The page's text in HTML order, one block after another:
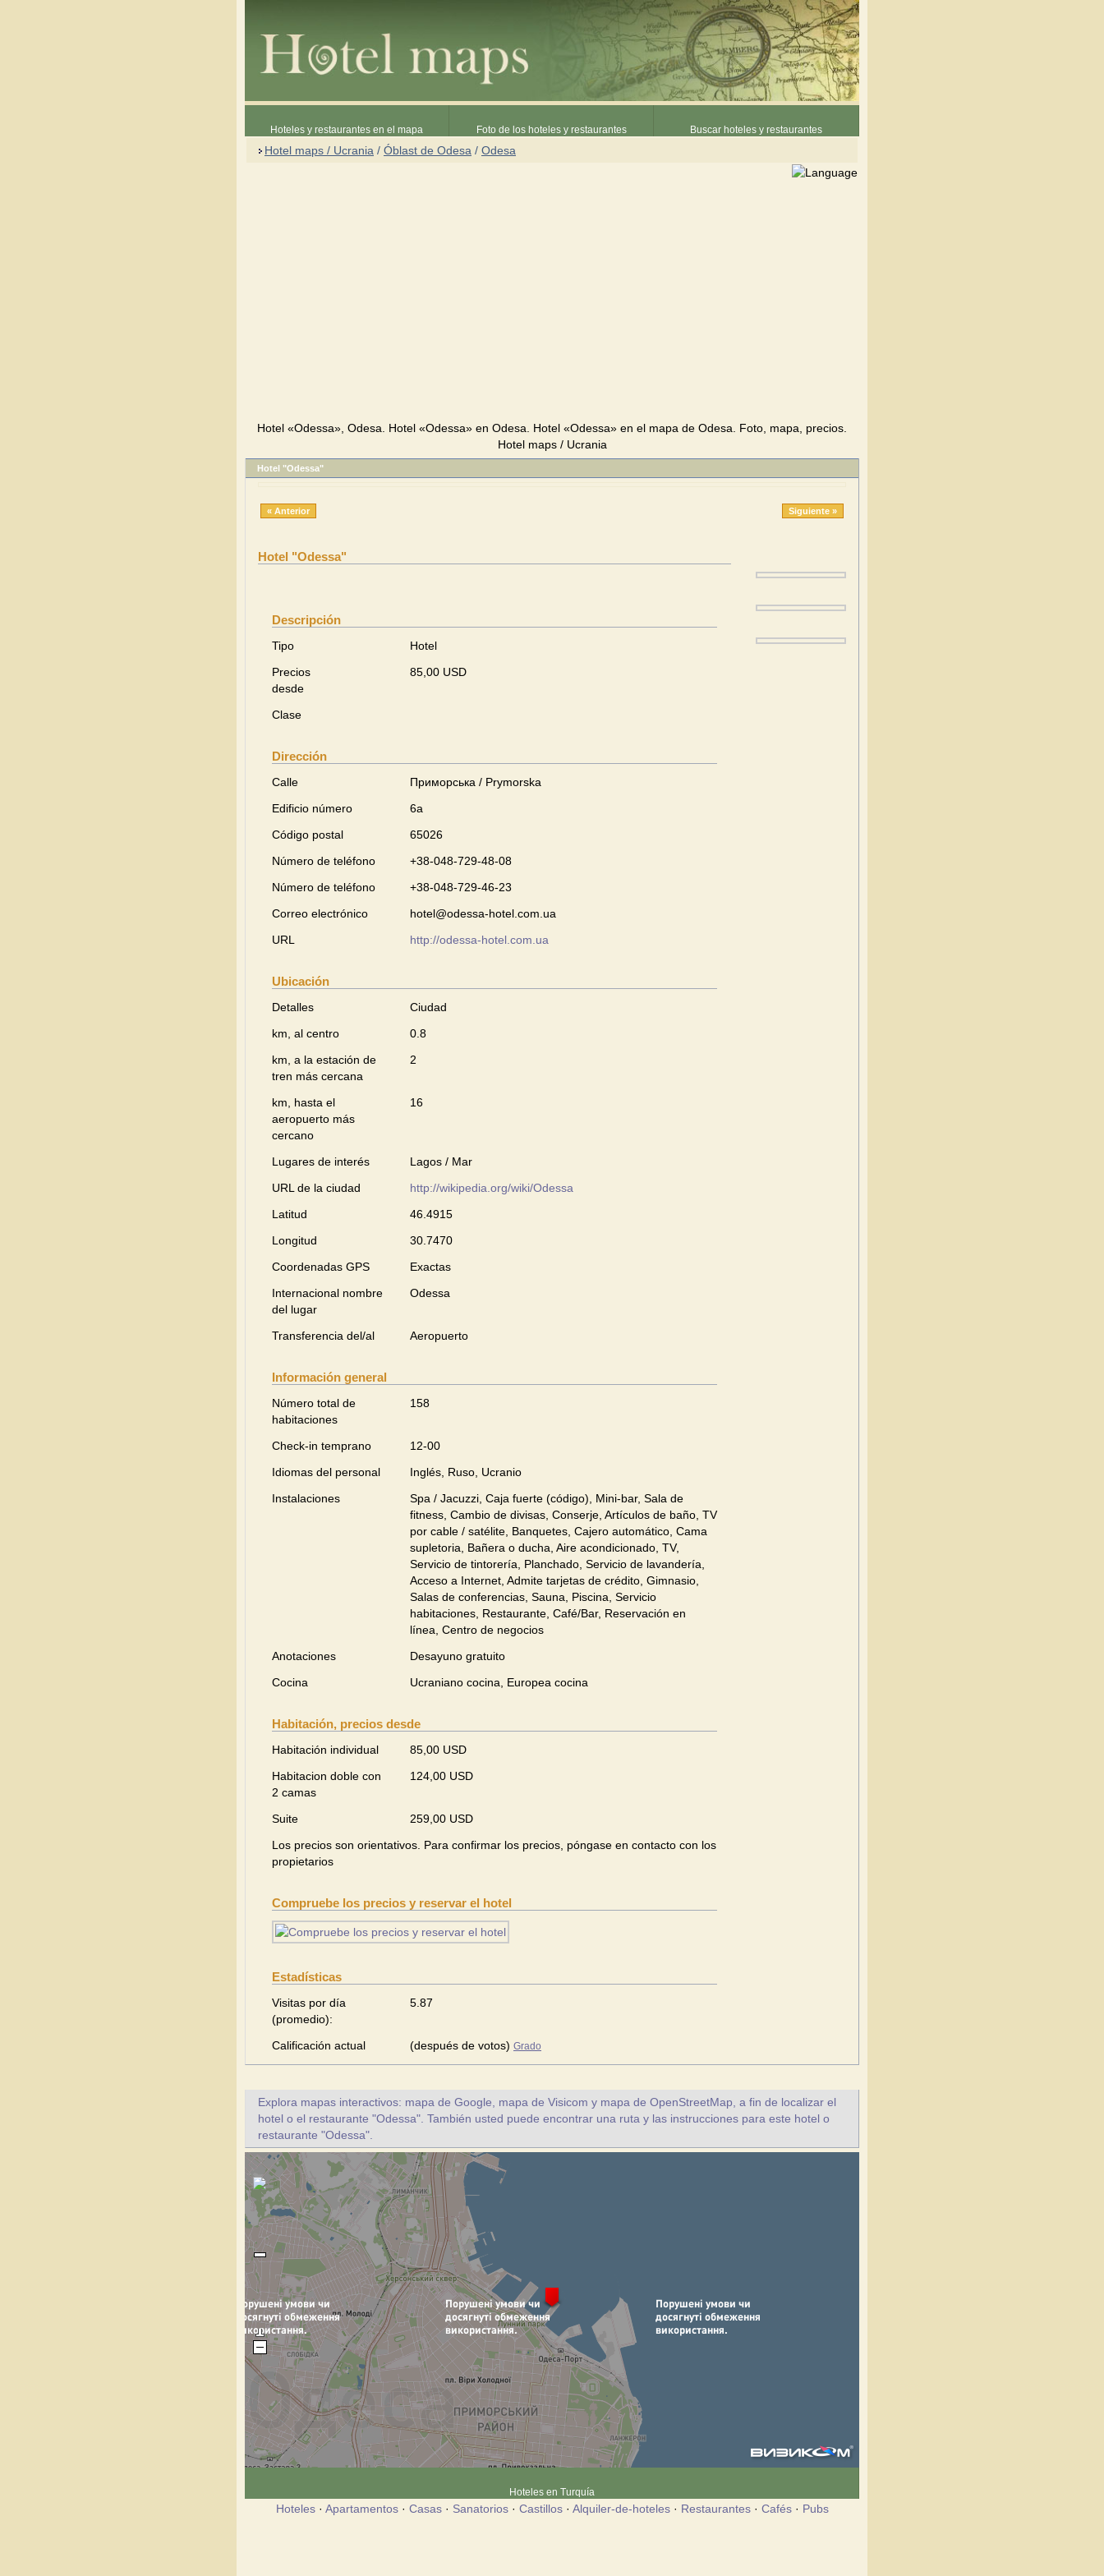
Hoteles y restaurantes en el mapa Foto de los hoteles y restaurantes Buscar hoteles y restaurantes
Hotel maps / Ucrania / Óblast de Odesa / Odesa
Hotel «Odessa», Odesa. Hotel «Odessa» en Odesa. Hotel «Odessa» en el mapa de Odesa. Foto, mapa, precios.
Hotel maps / Ucrania
Hotel "Odessa"
« Anterior Siguiente »
Hotel "Odessa"
Descripción
Tipo
Hotel
Precios
desde
85,00 USD
Clase
Dirección
Calle
Приморська / Prymorska
Edificio número
6a
Código postal
65026
Número de teléfono
+38-048-729-48-08
Número de teléfono
+38-048-729-46-23
Correo electrónico
hotel@odessa-hotel.com.ua
URL
http://odessa-hotel.com.ua
Ubicación
Detalles
Ciudad
km, al centro
0.8
km, a la estación de
tren más cercana
2
km, hasta el
aeropuerto más
cercano
16
Lugares de interés
Lagos / Mar
URL de la ciudad
http://wikipedia.org/wiki/Odessa
Latitud
46.4915
Longitud
30.7470
Coordenadas GPS
Exactas
Internacional nombre
del lugar
Odessa
Transferencia del/al Aeropuerto
Información general
Número total de
habitaciones
158
Check-in temprano
12-00
Idiomas del personal
Inglés, Ruso, Ucranio
Instalaciones
Spa / Jacuzzi, Caja fuerte (código), Mini-bar, Sala de
fitness, Cambio de divisas, Conserje, Artículos de baño, TV
por cable / satélite, Banquetes, Cajero automático, Cama
supletoria, Bañera o ducha, Aire acondicionado, TV,
Servicio de tintorería, Planchado, Servicio de lavandería,
Acceso a Internet, Admite tarjetas de crédito, Gimnasio,
Salas de conferencias, Sauna, Piscina, Servicio
habitaciones, Restaurante, Café/Bar, Reservación en
línea, Centro de negocios
Anotaciones
Desayuno gratuito
Cocina
Ucraniano cocina, Europea cocina
Habitación, precios desde
Habitación individual
85,00 USD
Habitacion doble con
2 camas
124,00 USD
Suite
259,00 USD
Los precios son orientativos. Para confirmar los precios, póngase en contacto con los
propietarios
Compruebe los precios y reservar el hotel
Estadísticas
Visitas por día
(promedio):
5.87
Calificación actual (después de votos) Grado
Explora mapas interactivos: mapa de Google, mapa de Visicom y mapa de OpenStreetMap, a fin de localizar el
hotel o el restaurante "Odessa". También usted puede encontrar una ruta y las instrucciones para este hotel o
restaurante "Odessa".
Hoteles en Turquía
Hoteles· Apartamentos· Casas· Sanatorios· Castillos· Alquiler-de-hoteles· Restaurantes· Cafés· Pubs